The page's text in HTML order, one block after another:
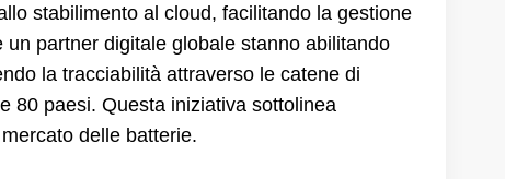
stabilimento al cloud, facilitando la gestione
partner digitale globale stanno abilitando
la tracciabilità attraverso le catene di
80 paesi. Questa iniziativa sottolinea
delle batterie.